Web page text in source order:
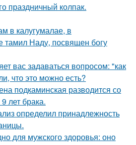
праздничный колпак.
в калугумалае, в
тамил Наду, посвящен богу
вас задаваться вопросом: "как
что это можно есть?
подкаминская разводится со
лет брака.
определил принадлежность
для мужского здоровья: оно